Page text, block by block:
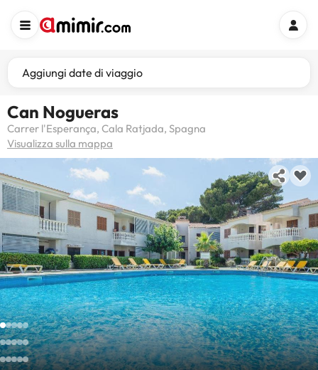
Aggiungi date di viaggio
Can Nogueras
Carrer l'Esperança, Cala Ratjada, Spagna
Visualizza sulla mappa